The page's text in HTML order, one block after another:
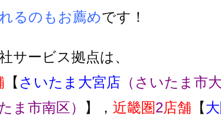
るのもお薦めです！
サービス拠点は、
【 さいたま大宮店 （さいたま市
ま市南区） 】， 近畿圏2店舗 【